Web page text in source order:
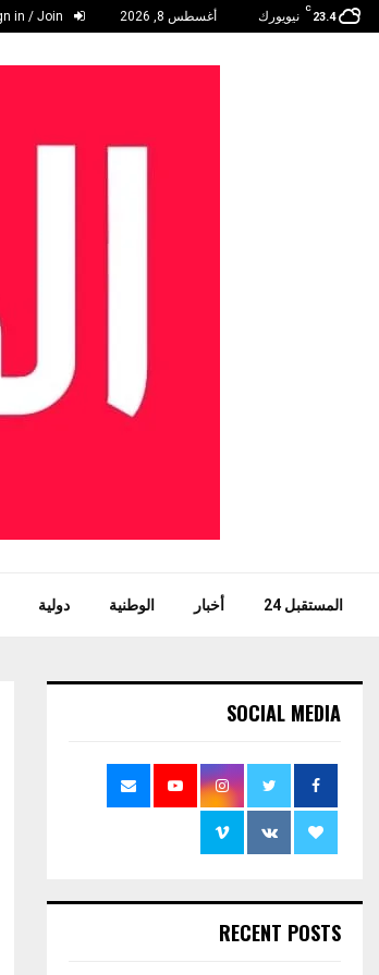
23.4
C
نيويورك أغسطس 8, 2026
المستقبل 24 أخبار الوطنية دولية
SOCIAL MEDIA
RECENT POSTS